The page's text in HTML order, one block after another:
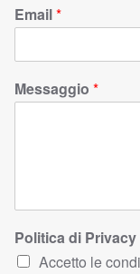
Email*
Messaggio *
Politica di Privacy
Accetto le